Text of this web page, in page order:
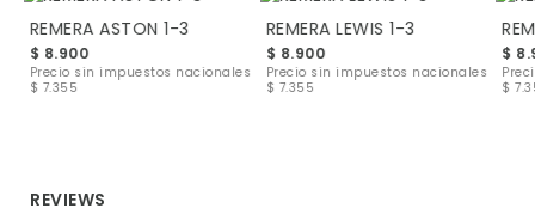
REMERA ASTON 1-3
$ 8.900
Precio sin impuestos nacionales
$ 7.355
REMERA LEWIS 1-3
$ 8.900
Precio sin impuestos nacionales
$ 7.355
$
$
REVIEWS